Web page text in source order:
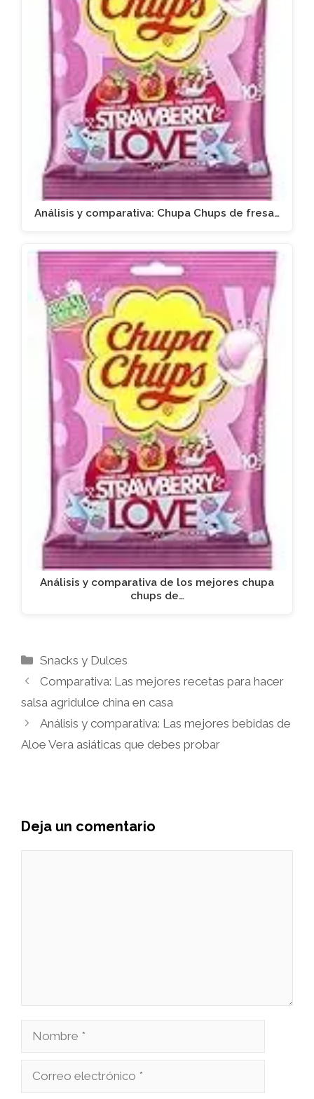
Análisis y comparativa: Chupa Chups de fresa…
Análisis y comparativa de los mejores chupa
chups de…
Categorías
Snacks y Dulces
Comparativa: Las mejores recetas para hacer
salsa agridulce china en casa
Análisis y comparativa: Las mejores bebidas de
Aloe Vera asiáticas que debes probar
Deja un comentario
Nombre
Correo